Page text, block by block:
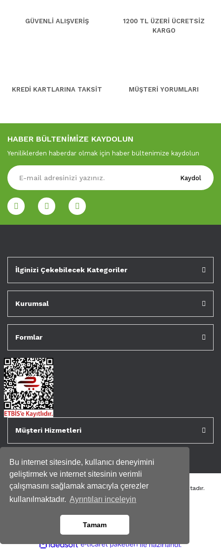
Bu internet sitesinde, kullanıcı deneyimini
geliştirmek ve internet sitesinin verimli
çalışmasını sağlamak amacıyla çerezler
kullanılmaktadır. Ayrıntıları inceleyin
Tamam
GÜVENLİ ALIŞVERİŞ
1200 TL ÜZERİ ÜCRETSİZ
KARGO
KREDİ KARTLARINA TAKSİT MÜŞTERİ YORUMLARI
HABER BÜLTENİMİZE KAYDOLUN
Yeniliklerden haberdar olmak için haber bültenimize kaydolun
Kaydol
İlginizi Çekebilecek Kategoriler
Kurumsal
Formlar
Müşteri Hizmetleri
Tüm kredi kartı bilgileriniz 256bit SSL Sertifikası ile korunmaktadır.
Genispencere.com Tüm Hakları Saklıdır.
ideasoft e- ile